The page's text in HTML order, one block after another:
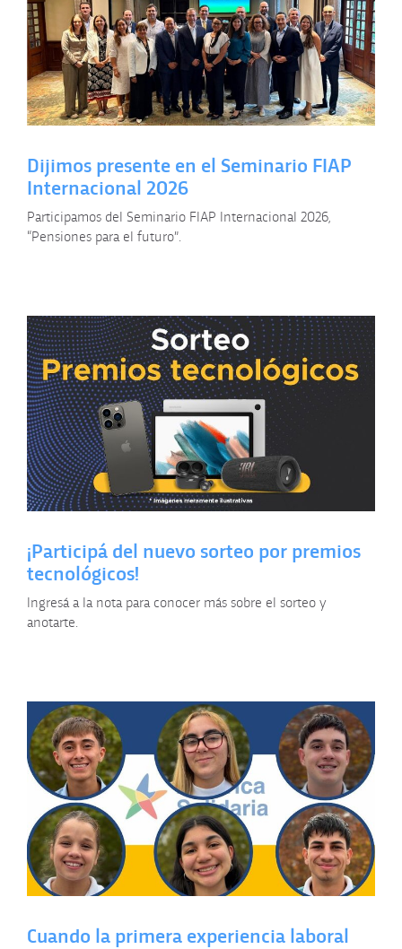
Dijimos presente en el Seminario FIAP
Internacional 2026
Participamos del Seminario FIAP Internacional 2026,
“Pensiones para el futuro”.
¡Participá del nuevo sorteo por premios
tecnológicos!
Ingresá a la nota para conocer más sobre el sorteo y
anotarte.
Cuando la primera experiencia laboral